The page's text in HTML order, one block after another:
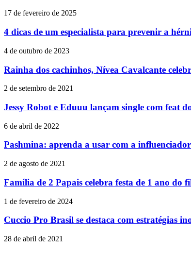
17 de fevereiro de 2025
4 dicas de um especialista para prevenir a
4 de outubro de 2023
Rainha dos cachinhos, Nívea Cavalcante
2 de setembro de 2021
Jessy Robot e Eduuu lançam single com feat
6 de abril de 2022
Pashmina: aprenda a usar com a
2 de agosto de 2021
Família de 2 Papais celebra festa de 1 ano do
1 de fevereiro de 2024
Cuccio Pro Brasil se destaca com estratégias
28 de abril de 2021